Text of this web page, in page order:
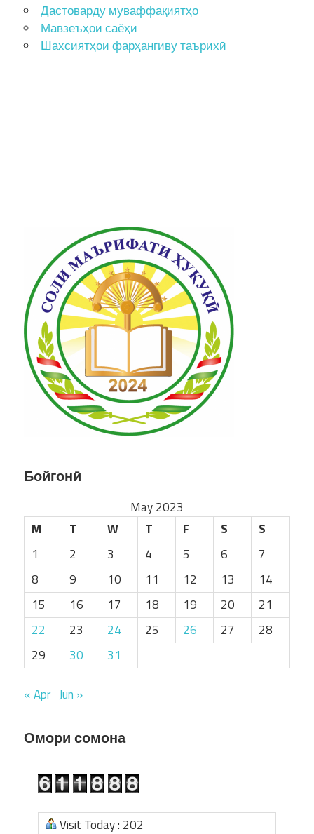
Дастоварду муваффақиятҳо
Мавзеъҳои саёҳи
Шахсиятҳои фарҳангиву таърихӣ
Бойгонӣ
May 2023
M
T W T F S
S
1
2 3 4 5 6
7
8
9 10 11 12 13
14
15
16 17 18 19 20
21
22
23 24 25 26 27
28
29
30 31
« Apr Jun »
Омори сомона
Visit Today : 202